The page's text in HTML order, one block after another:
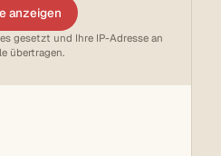
anzeigen
gesetzt und Ihre IP-Adresse an
übertragen.